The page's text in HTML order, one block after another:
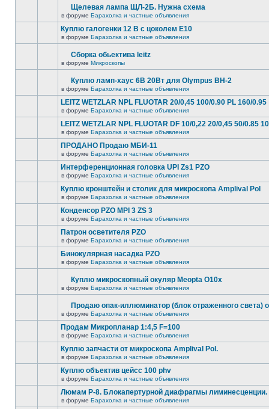
Щелевая лампа ЩЛ-2Б. Нужна схема
в форуме Барахолка и частные объявления
Куплю галогенки 12 В с цоколем Е10
в форуме Барахолка и частные объявления
Сборка обьектива leitz
в форуме Микроскопы
Куплю ламп-хаус 6В 20Вт для Olympus BH-2
в форуме Барахолка и частные объявления
LEITZ WETZLAR NPL FLUOTAR 20/0,45 100/0.90 PL 160/0.95
в форуме Барахолка и частные объявления
LEITZ WETZLAR NPL FLUOTAR DF 10/0,22 20/0,45 50/0.85
в форуме Барахолка и частные объявления
ПРОДАНО Продаю МБИ-11
в форуме Барахолка и частные объявления
Интерференционная головка UPI Zs1 PZO
в форуме Барахолка и частные объявления
Куплю кронштейн и столик для микроскопа Amplival Pol
в форуме Барахолка и частные объявления
Конденсор PZO MPI 3 ZS 3
в форуме Барахолка и частные объявления
Патрон осветителя PZO
в форуме Барахолка и частные объявления
Бинокулярная насадка PZO
в форуме Барахолка и частные объявления
Куплю микроскопный окуляр Meopta O10x
в форуме Барахолка и частные объявления
Продаю опак-иллюминатор (блок отраженного света)
в форуме Барахолка и частные объявления
Продам Микропланар 1:4,5 F=100
в форуме Барахолка и частные объявления
Куплю запчасти от микроскопа Amplival Pol.
в форуме Барахолка и частные объявления
Куплю объектив цейсс 100 phv
в форуме Барахолка и частные объявления
Люмам Р-8. Блокапертурной диафрагмы
в форуме Барахолка и частные объявления